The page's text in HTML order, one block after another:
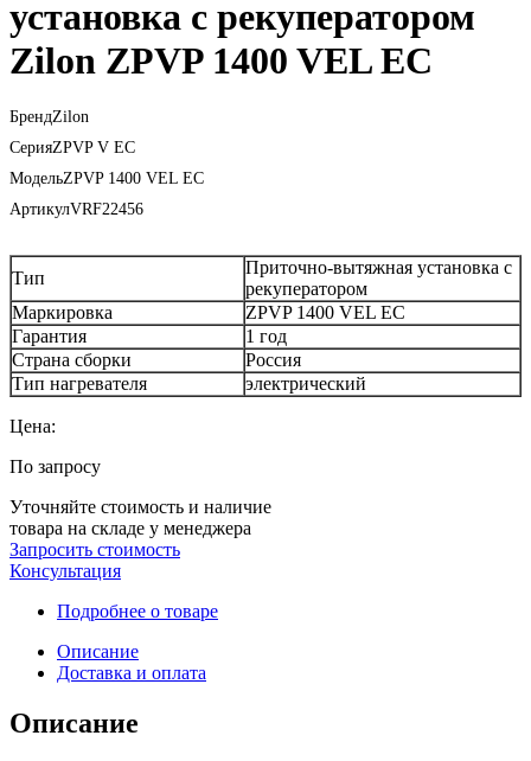
установка с рекуператором
Zilon ZPVP 1400 VEL EC
БрендZilon
СерияZPVP V EC
МодельZPVP 1400 VEL EC
АртикулVRF22456
Тип
Приточно-вытяжная установка с
рекуператором
Маркировка
ZPVP 1400 VEL EC
Гарантия
1 год
Страна сборки
Россия
Тип нагревателя
электрический
Цена:
По запросу
Уточняйте стоимость и наличие
товара на складе у менеджера
Запросить стоимость
Консультация
Подробнее о товаре
Описание
Доставка и оплата
Описание